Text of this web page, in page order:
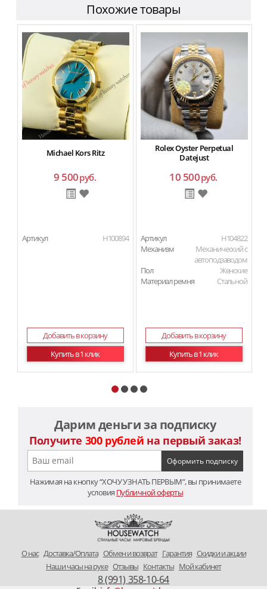
Похожие товары
Michael Kors Ritz
9 500руб.
Артикул H100894
Добавить в корзину
Купить в 1 клик
Rolex Oyster Perpetual
Datejust
10 500руб.
Артикул
H104822
Механизм
Механический с
автоподзаводом
Пол
Женские
Материал ремня
Стальной
Добавить в корзину
Купить в 1 клик
Дарим деньги за подписку
Получите 300 рублей на первый заказ!
Нажимая на кнопку “ХОЧУ УЗНАТЬ ПЕРВЫМ”, вы принимаете
условия Публичной оферты
O нас Доставка/Оплата Обмен и возврат Гарантия Скидки и акции
Наши часы на руке Отзывы Контакты Мой кабинет
8 (991) 358-10-64